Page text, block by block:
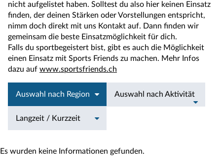
nicht aufgelistet haben. Solltest du also hier keinen Einsatz
finden, der deinen Stärken oder Vorstellungen entspricht,
nimm doch direkt mit uns Kontakt auf. Dann finden wir
gemeinsam die beste Einsatzmöglichkeit für dich.
Falls du sportbegeistert bist, gibt es auch die Möglichkeit
einen Einsatz mit Sports Friends zu machen. Mehr Infos
dazu auf www.sportsfriends.ch
Auswahl nach Region Auswahl nach Aktivität
Langzeit / Kurzzeit
Es wurden keine Informationen gefunden.